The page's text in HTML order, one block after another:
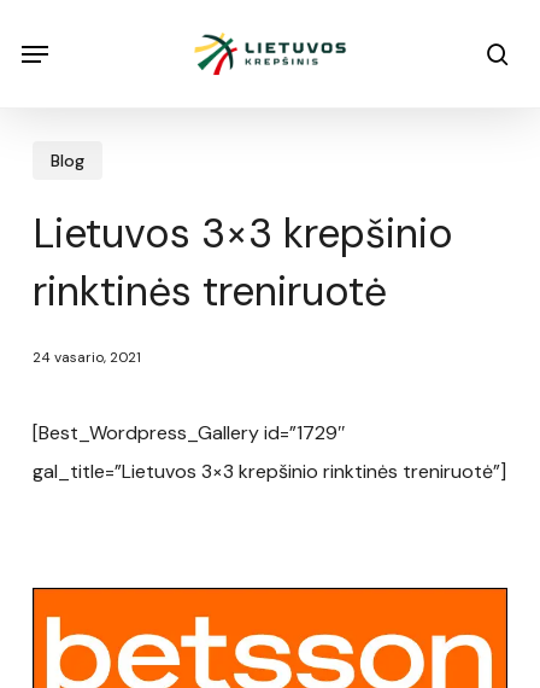
Menu
Blog
Lietuvos 3×3 krepšinio
rinktinės treniruotė
24 vasario, 2021
[Best_Wordpress_Gallery id=”1729″
gal_title=”Lietuvos 3×3 krepšinio rinktinės treniruotė”]